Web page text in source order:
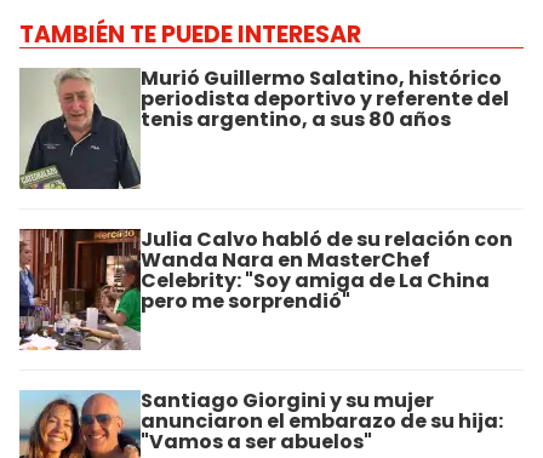
TAMBIÉN TE PUEDE INTERESAR
Murió Guillermo Salatino, histórico
periodista deportivo y referente del
tenis argentino, a sus 80 años
Julia Calvo habló de su relación con
Wanda Nara en MasterChef
Celebrity: "Soy amiga de La China
pero me sorprendió"
Santiago Giorgini y su mujer
anunciaron el embarazo de su hija:
"Vamos a ser abuelos"